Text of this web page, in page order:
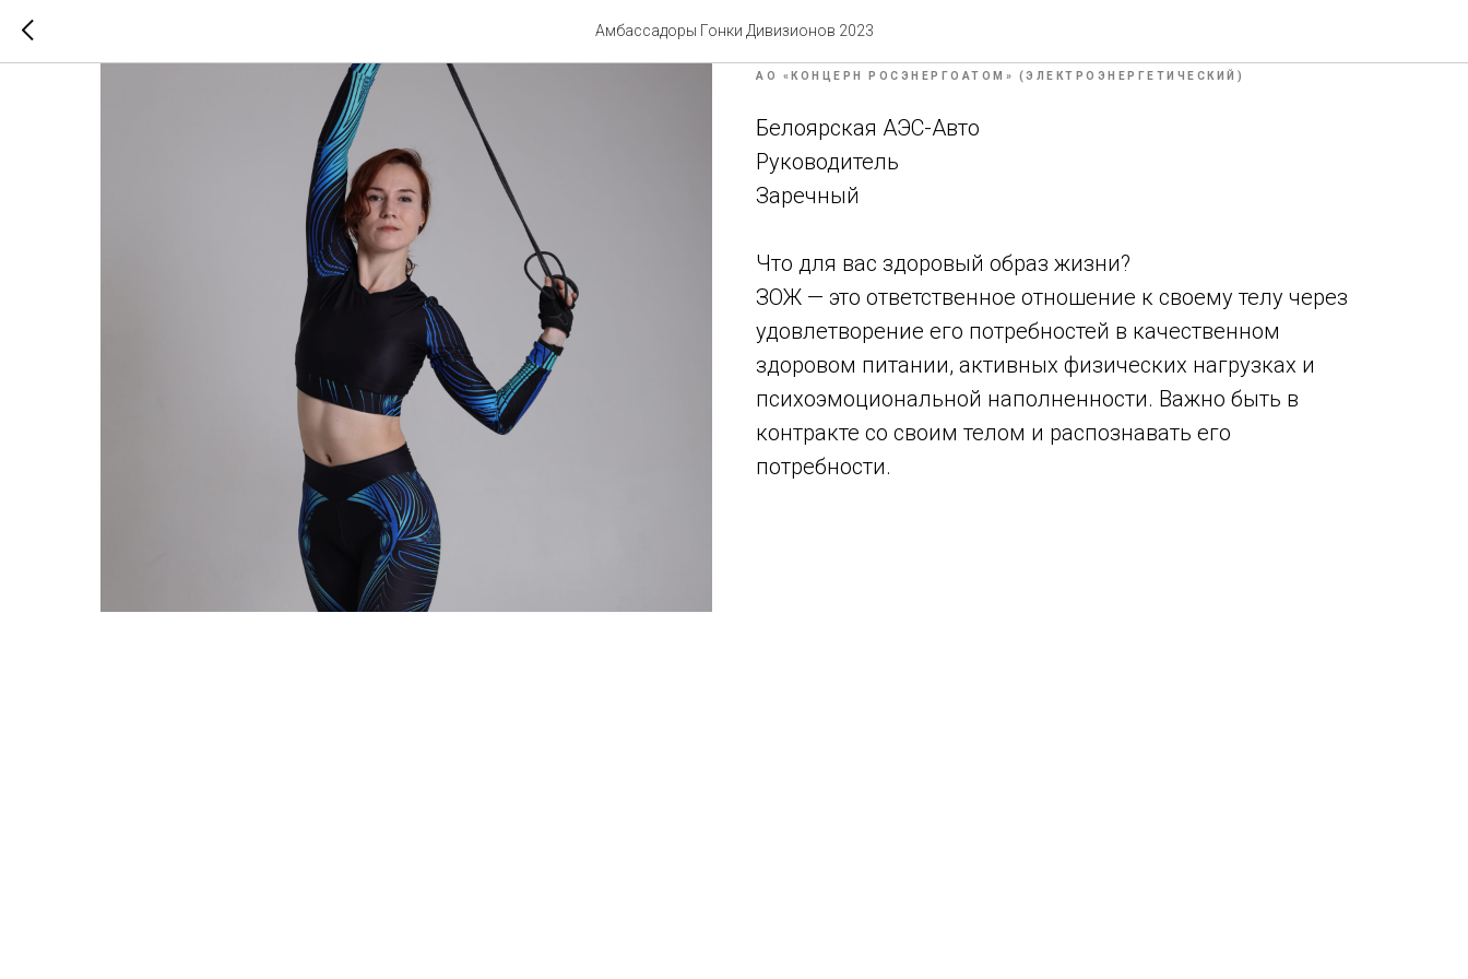
Амбассадоры Гонки Дивизионов 2023Накия Полякова
АО «КОНЦЕРН РОСЭНЕРГОАТОМ» (ЭЛЕКТРОЭНЕРГЕТИЧЕСКИЙ)
Белоярская АЭС-Авто
Руководитель
Заречный
Что для вас здоровый образ жизни?
ЗОЖ — это ответственное отношение к своему телу через
удовлетворение его потребностей в качественном
здоровом питании, активных физических нагрузках и
психоэмоциональной наполненности. Важно быть в
контракте со своим телом и распознавать его
потребности.